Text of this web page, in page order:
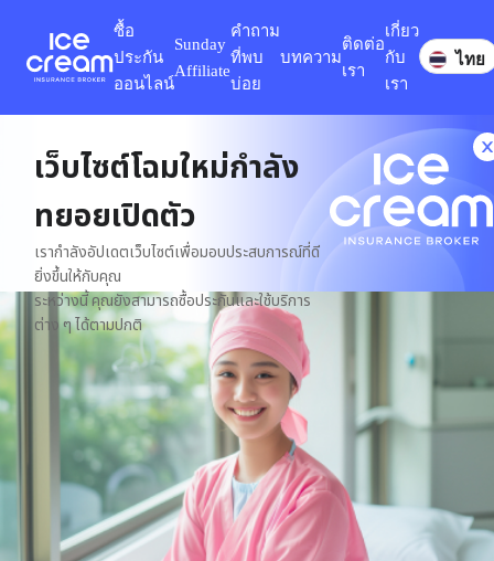
ซื้อ
ประกัน
ออนไลน์
Sunday
Affiliate
คำถาม
ที่พบ
บ่อย
บทความ
ติดต่อ
เรา
เกี่ยว
กับ
เรา
ไทย
เว็บไซต์โฉมใหม่กำลัง
ทยอยเปิดตัว
เรากำลังอัปเดตเว็บไซต์เพื่อมอบประสบการณ์ที่ดี
ยิ่งขึ้นให้กับคุณ
ระหว่างนี้ คุณยังสามารถซื้อประกันและใช้บริการ
ต่าง ๆ ได้ตามปกติ